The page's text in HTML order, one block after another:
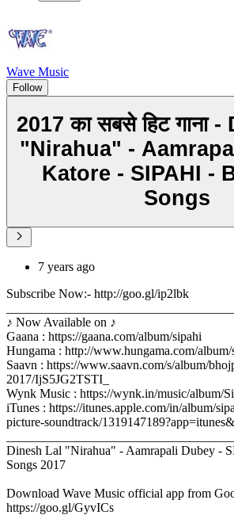
Wave Music
Follow
2017 का सबसे हिट गाना
"Nirahua" -
Katore - SIPAHI -
Songs
7 years ago
Subscribe Now:- http://goo.gl/ip2lbk
♪ Now Available on ♪
Gaana : https://gaana.com/album/sipahi
Hungama : http://www.hungama.com/
Saavn : https://www.saavn.com/s/album/
2017/IjS5JG2TSTI_
Wynk Music : https://wynk.in/music/album/
iTunes : https://itunes.apple.com/in/album/
picture-soundtrack/
Dinesh Lal "Nirahua" - Aamrapali Dubey -
Songs 2017
Download Wave Music official app from
https://goo.gl/GyvICs